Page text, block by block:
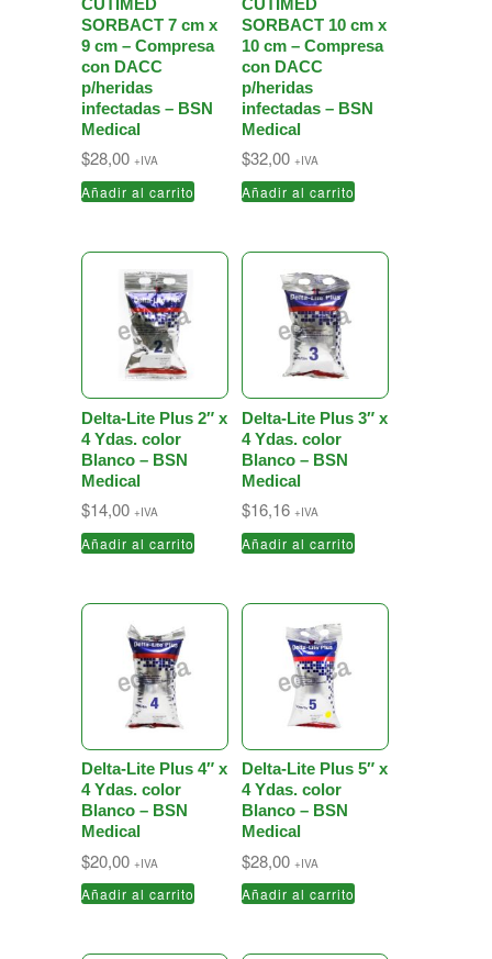
CUTIMED
SORBACT 7 cm x
9 cm – Compresa
con DACC
p/heridas
infectadas – BSN
Medical
$28,00 +IVA
Añadir al carrito
CUTIMED
SORBACT 10 cm x
10 cm – Compresa
con DACC
p/heridas
infectadas – BSN
Medical
$32,00 +IVA
Añadir al carrito
Delta-Lite Plus 2″ x
4 Ydas. color
Blanco – BSN
Medical
$14,00 +IVA
Añadir al carrito
Delta-Lite Plus 3″ x
4 Ydas. color
Blanco – BSN
Medical
$16,16 +IVA
Añadir al carrito
Delta-Lite Plus 4″ x
4 Ydas. color
Blanco – BSN
Medical
$20,00 +IVA
Añadir al carrito
Delta-Lite Plus 5″ x
4 Ydas. color
Blanco – BSN
Medical
$28,00 +IVA
Añadir al carrito